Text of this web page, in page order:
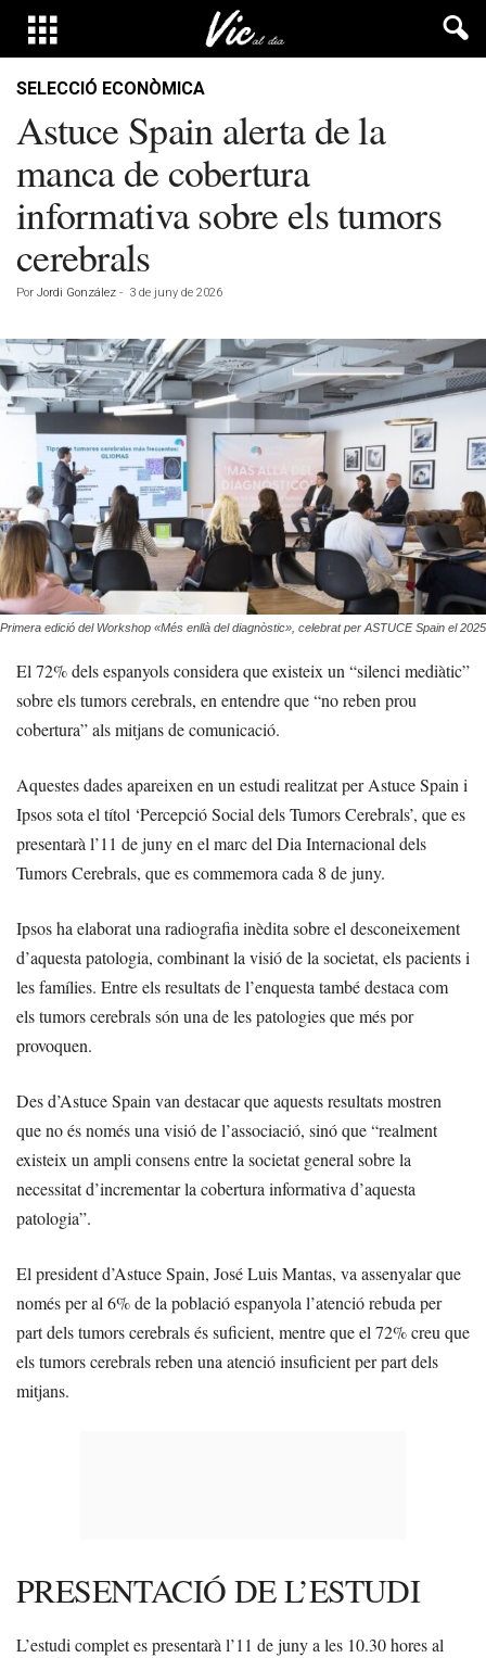
SELECCIÓ ECONÒMICA
Astuce Spain alerta de la
manca de cobertura
informativa sobre els tumors
cerebrals
Por Jordi González - 3 de juny de 2026
Primera edició del Workshop «Més enllà del diagnòstic», celebrat per ASTUCE Spain el 2025
El 72% dels espanyols considera que existeix un “silenci mediàtic”
sobre els tumors cerebrals, en entendre que “no reben prou
cobertura” als mitjans de comunicació.
Aquestes dades apareixen en un estudi realitzat per Astuce Spain i
Ipsos sota el títol ‘Percepció Social dels Tumors Cerebrals’, que es
presentarà l’11 de juny en el marc del Dia Internacional dels
Tumors Cerebrals, que es commemora cada 8 de juny.
Ipsos ha elaborat una radiografia inèdita sobre el desconeixement
d’aquesta patologia, combinant la visió de la societat, els pacients i
les famílies. Entre els resultats de l’enquesta també destaca com
els tumors cerebrals són una de les patologies que més por
provoquen.
Des d’Astuce Spain van destacar que aquests resultats mostren
que no és només una visió de l’associació, sinó que “realment
existeix un ampli consens entre la societat general sobre la
necessitat d’incrementar la cobertura informativa d’aquesta
patologia”.
El president d’Astuce Spain, José Luis Mantas, va assenyalar que
només per al 6% de la població espanyola l’atenció rebuda per
part dels tumors cerebrals és suficient, mentre que el 72% creu que
els tumors cerebrals reben una atenció insuficient per part dels
mitjans.
PRESENTACIÓ DE L’ESTUDI
L’estudi complet es presentarà l’11 de juny a les 10.30 hores al